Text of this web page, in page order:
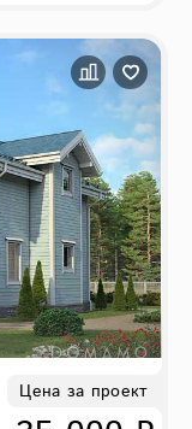
Цена за проект